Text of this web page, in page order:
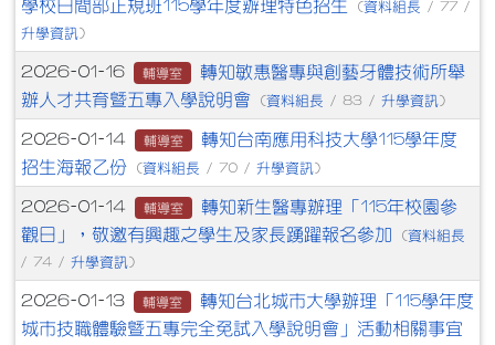
學校日間部正規班115學年度辦理特色招生
(資料組長 / 77 /
升學資訊 )
2026-01-16 輔導室
轉知敏惠醫專與創藝牙體技術所舉
辦人才共育暨五專入學說明會
(資料組長 / 83 / 升學資訊 )
2026-01-14 輔導室
轉知台南應用科技大學115學年度
招生海報乙份
(資料組長 / 70 / 升學資訊 )
2026-01-14 輔導室
轉知新生醫專辦理「115年校園參
觀日」，敬邀有興趣之學生及家長踴躍報名參加
(資料組長
/ 74 / 升學資訊 )
2026-01-13 輔導室
轉知台北城市大學辦理「115學年度
城市技職體驗暨五專完全免試入學說明會」活動相關事宜